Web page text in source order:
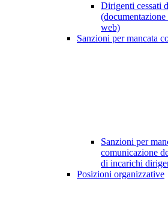
Dirigenti cessati
web)
Sanzioni per mancata
Sanzioni per
comunicazione
di incarichi
Posizioni organizzative